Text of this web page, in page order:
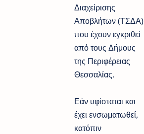
Διαχείρισης
Αποβλήτων (ΤΣΔΑ)
που έχουν εγκριθεί
από τους Δήμους
της Περιφέρειας
Θεσσαλίας.
Εάν υφίσταται και
έχει ενσωματωθεί,
κατόπιν